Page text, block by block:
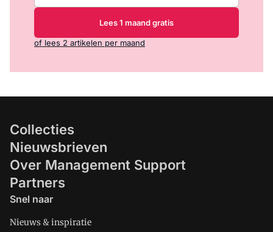
Lees 1 maand gratis
of lees 2 artikelen per maand
Collecties
Nieuwsbrieven
Over Management Support
Partners
Snel naar
Nieuws & inspiratie